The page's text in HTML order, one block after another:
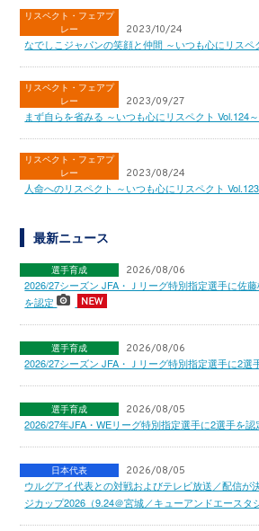
リスペクト・フェアプ
レー
2023/10/24
なでしこジャパンの笑顔と仲間 ～いつも心にリスペ
リスペクト・フェアプ
レー
2023/09/27
まず自らを省みる ～いつも心にリスペクト Vol.124
リスペクト・フェアプ
レー
2023/08/24
人命へのリスペクト ～いつも心にリスペクト
最新ニュース
選手育成 2026/08/06
2026/27シーズン JFA・Ｊリーグ特別指定選手に佐藤
を認定
選手育成 2026/08/06
2026/27シーズン JFA・Ｊリーグ特別指定選手に2選
選手育成 2026/08/05
2026/27年JFA・WEリーグ特別指定選手に2選手を
日本代表 2026/08/05
ウルグアイ代表との対戦およびテレビ放送／配信
ジカップ2026（9.24＠宮城／キューアンドエース